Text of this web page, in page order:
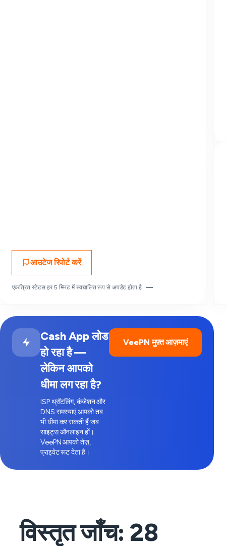
आउटेज रिपोर्ट करें
एकत्रित स्टेटस हर 5 मिनट में स्वचालित रूप से अपडेट होता है · —
Cash App लोड
हो रहा है —
लेकिन आपको
धीमा लग रहा है?
ISP थ्रॉटलिंग, कंजेशन और
DNS समस्याएं आपको तब
भी धीमा कर सकती हैं जब
साइट्स ऑनलाइन हों।
VeePN आपको तेज़,
प्राइवेट रूट देता है।
VeePN मुफ़्त आज़माएं
विस्तृत जाँच:28